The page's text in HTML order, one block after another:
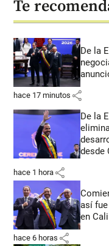
Te
De la
hace 17 minutos share
De la
desde
hace 1 hora share
así
en Cali
hace 6 horas share